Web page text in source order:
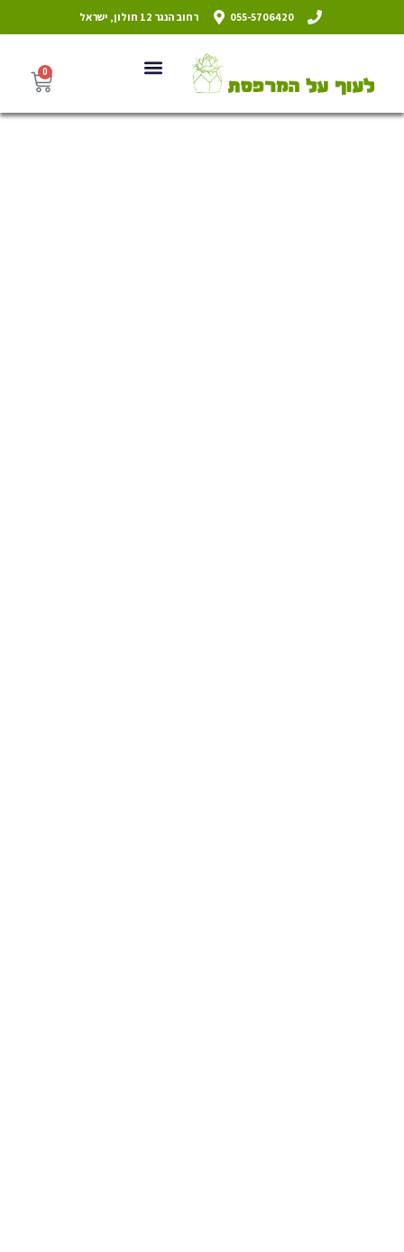
055-5706420 רחוב הנגר 12 חולון, ישראל
0